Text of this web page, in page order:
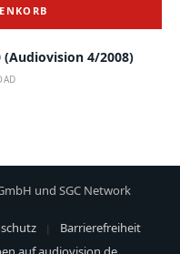
(audiovision 4/2008)
und SGC Network
Barrierefreiheit